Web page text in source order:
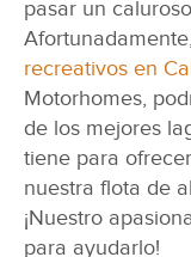
pasar un
recreativos en
Motorhomes,
de los mejores
tiene para ofrecer.
nuestra flota de
¡Nuestro
para ayudarlo!